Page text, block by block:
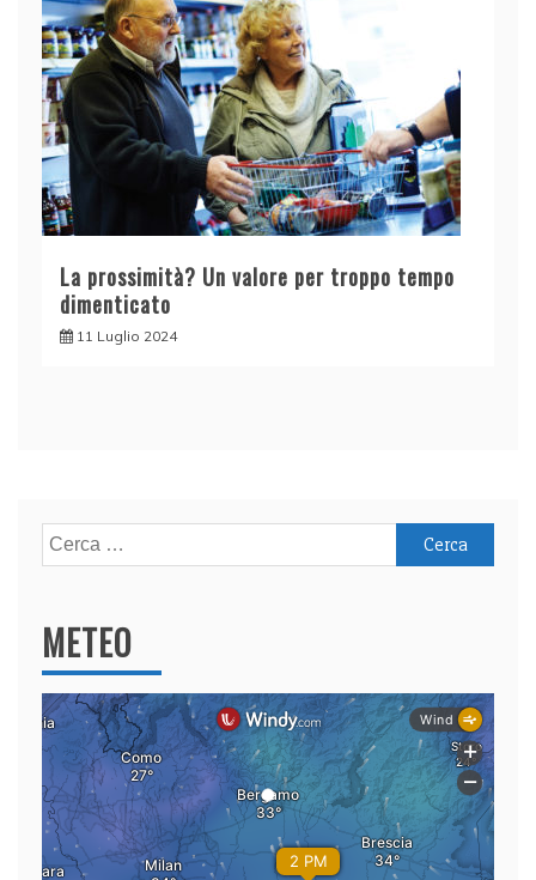
La prossimità? Un valore per troppo tempo
dimenticato
11 Luglio 2024
Ricerca
per:
METEO